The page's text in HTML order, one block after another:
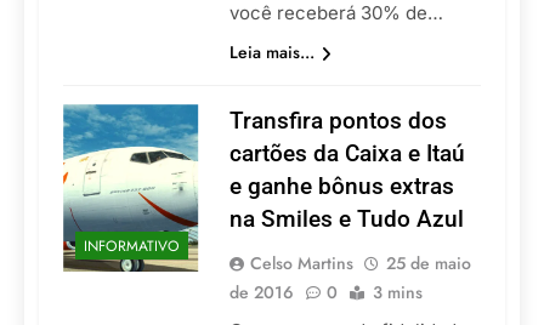
você receberá 30% de…
Leia mais...
INFORMATIVO
Transfira pontos dos
cartões da Caixa e Itaú
e ganhe bônus extras
na Smiles e Tudo Azul
Celso Martins
25 de maio
de 2016
0 3 mins